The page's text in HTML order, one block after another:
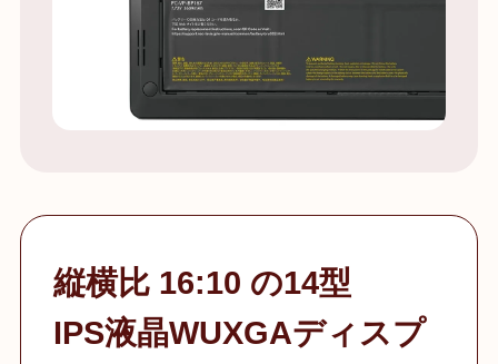
縦横比 16:10 の14型
IPS液晶WUXGAディスプ